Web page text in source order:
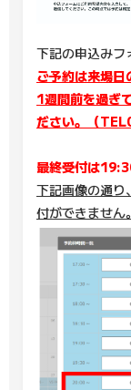
下記の申込みフ
ご予約は来場日
1週間前を過ぎ
ださい。（
最終受付は
下記画像の通
付ができません。